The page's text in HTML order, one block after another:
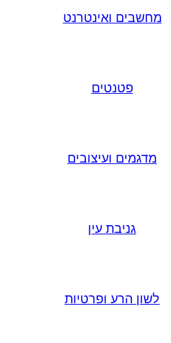
מחשבים ואינטרנט
פטנטים
מדגמים ועיצובים
גניבת עין
לשון הרע ופרטיות